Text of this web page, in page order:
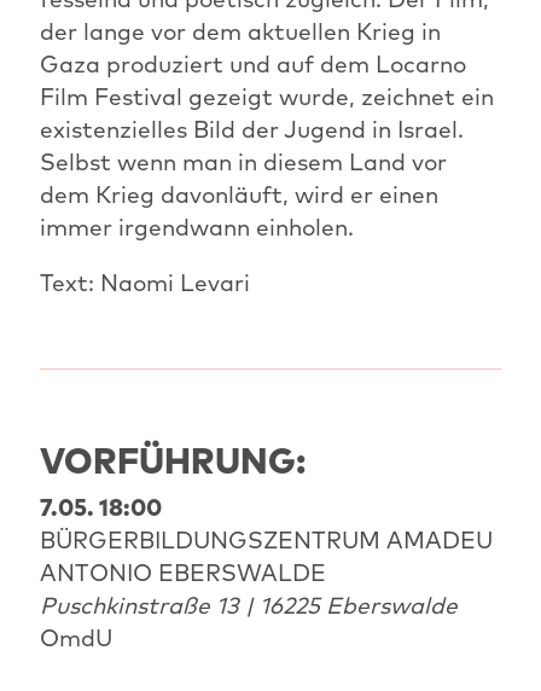
der lange vor dem aktuellen Krieg in
Gaza produziert und auf dem Locarno
Film Festival gezeigt wurde, zeichnet ein
existenzielles Bild der Jugend in Israel.
Selbst wenn man in diesem Land vor
dem Krieg davonläuft, wird er einen
immer irgendwann einholen.
Text: Naomi Levari
VORFÜHRUNG:
7.05. 18:00
BÜRGERBILDUNGSZENTRUM AMADEU
ANTONIO EBERSWALDE
Puschkinstraße 13 | 16225 Eberswalde
OmdU